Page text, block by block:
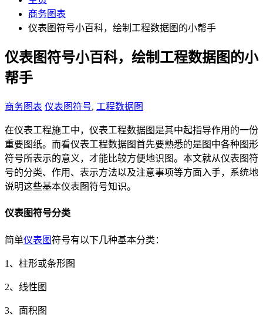
商务图表
仪表图符号小百科，绘制工程数据图的小帮手
仪表图符号小百科，绘制工程数据图的小
帮手
商务图表 仪表图符号, 工程数据图
在仪表工程施工中，仪表工程数据图是其中起指导作用的一份
重要图纸。而看仪表工程数据图首先要熟悉的是图中各种图形
符号所表示的意义，才能比较方便地识图。本文就从仪表图符
号的分类、作用、表示方法以及注意事项等方面入手，系统地
说明这些基本仪表图符号知识。
仪表图符号分类
简单仪表图符号有以下几种基本分类：
1、柱形或条形图
2、线性图
3、面积图